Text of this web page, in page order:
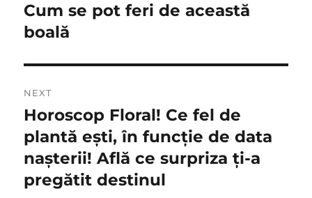
articole
post:
Cum se pot feri de această
boală
NEXT
Next
post:
Horoscop Floral! Ce fel de
plantă ești, în funcție de data
nașterii! Află ce surpriza ți-a
pregătit destinul